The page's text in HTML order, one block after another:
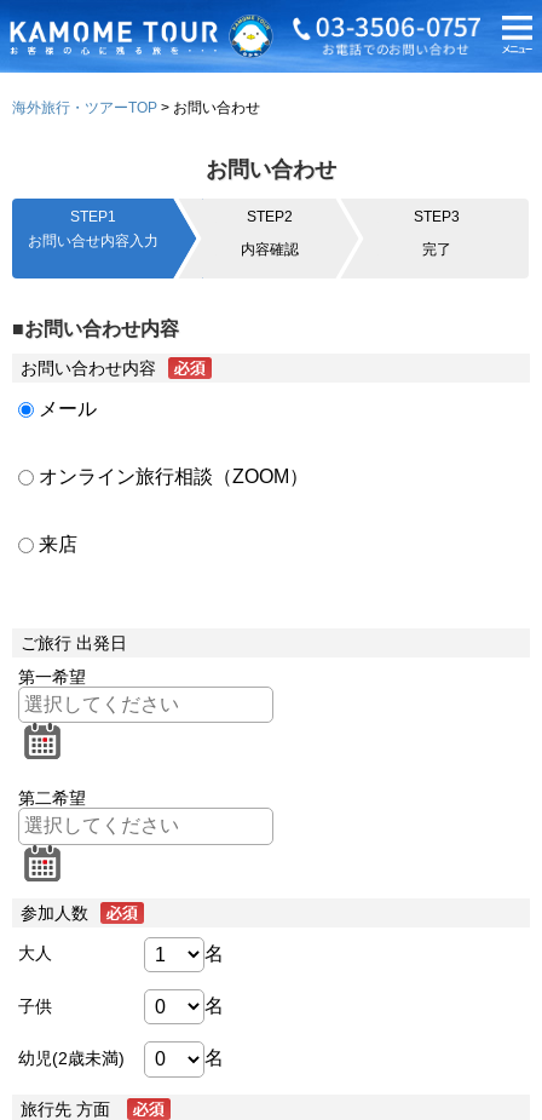
海外旅行・ツアーTOP お問い合わせ
お問い合わせ
STEP1
お問い合せ内容入力
STEP2
内容確認
STEP3
完了
■お問い合わせ内容
お問い合わせ内容
メール
オンライン旅行相談（ZOOM）
来店
ご旅行 出発日
第一希望
第二希望
参加人数
大人 名
子供 名
幼児(2歳未満) 名
旅行先 方面